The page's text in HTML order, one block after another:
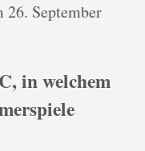
26. September
in welchem